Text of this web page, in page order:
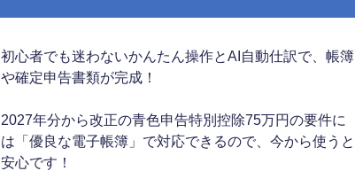
初心者でも迷わないかんたん操作とAI自動仕訳で、帳簿
や確定申告書類が完成！
2027年分から改正の青色申告特別控除75万円の要件に
は「優良な電子帳簿」で対応できるので、今から使うと
安心です！